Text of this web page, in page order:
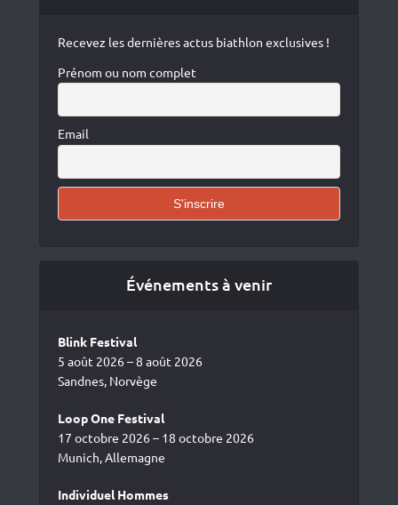
Recevez les dernières actus biathlon exclusives !
Prénom ou nom complet
Email
Événements à venir
Blink Festival
5 août 2026 – 8 août 2026
Sandnes, Norvège
Loop One Festival
17 octobre 2026 – 18 octobre 2026
Munich, Allemagne
Individuel Hommes